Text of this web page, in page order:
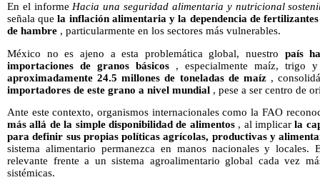
En el informe Hacia una seguridad alimentaria y nutricional
señala quela inflación alimentaria y la dependencia de
de hambre , particularmente en los sectores más vulnerables.
México no es ajeno a esta problemática global, nuestro país
importaciones de granos básicos , especialmente maíz, trigo
aproximadamente 24.5 millones de toneladas de maíz,
importadores de este grano a nivel mundial , pese a ser centro de
Ante este contexto, organismos internacionales como la FAO
más allá de la simple disponibilidad de alimentos, al implicarla
para definir sus propias políticas agrícolas, productivas y
sistema alimentario permanezca en manos nacionales y locales.
relevante frente a un sistema agroalimentario global cada vez
sistémicas.